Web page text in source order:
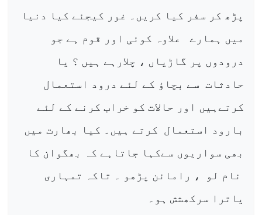
پڑھ کر سفر کیا کریں۔ غور کیجئے کیا دنیا
میں ہمارے
علاوہ کوئی اور قوم ہے جو
درودوں پر گاڑیاں ، چلارہے ہیں ؟ یا
حادثات سے بچاؤ کے لئے درود استعمال
کرتےہیں اور حالات کو خراب کرنے کے لئے
بارود استعمال
کرتے ہیں۔ کیا بھارت میں
بھی سواریوں سےکہا جاتاہے کہ بھگوان کا
نام لو
، رامائن پڑھو ۔ تاکہ تمہاری
یاترا سرکھشش ہو۔